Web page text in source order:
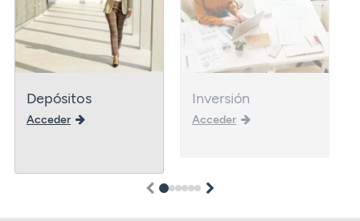
Depósitos
Acceder
Inversión
Acceder
123456